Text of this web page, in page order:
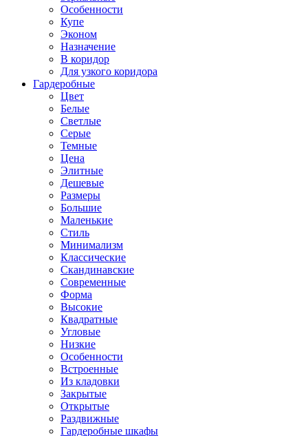
Особенности
Купе
Эконом
Назначение
В коридор
Для узкого коридора
Гардеробные
Цвет
Белые
Светлые
Серые
Темные
Цена
Элитные
Дешевые
Размеры
Большие
Маленькие
Стиль
Минимализм
Классические
Скандинавские
Современные
Форма
Высокие
Квадратные
Угловые
Низкие
Особенности
Встроенные
Из кладовки
Закрытые
Открытые
Раздвижные
Гардеробные шкафы